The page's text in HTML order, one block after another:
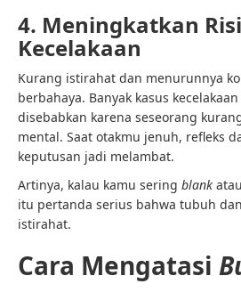
4. Meningkatkan
Kecelakaan
Kurang istirahat dan menurunnya
berbahaya. Banyak kasus
disebabkan karena seseorang
mental. Saat otakmu jenuh, refleks
keputusan jadi melambat.
Artinya, kalau kamu sering blank
itu pertanda serius bahwa tubuh
istirahat.
Cara Mengatasi